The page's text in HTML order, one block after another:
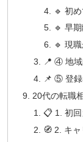
🔹 初
🔹 早
🔹 現
📍 ④ 地域
📌 ⑤ 登
20代の転職
📋 1. 初回
🧭 2. キ